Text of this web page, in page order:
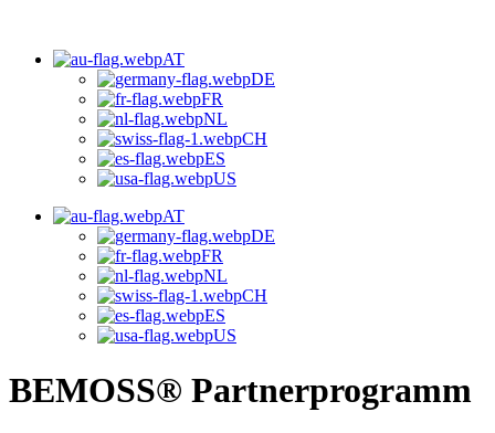
AT
DE
FR
NL
CH
ES
US
AT
DE
FR
NL
CH
ES
US
BEMOSS® Partnerprogramm